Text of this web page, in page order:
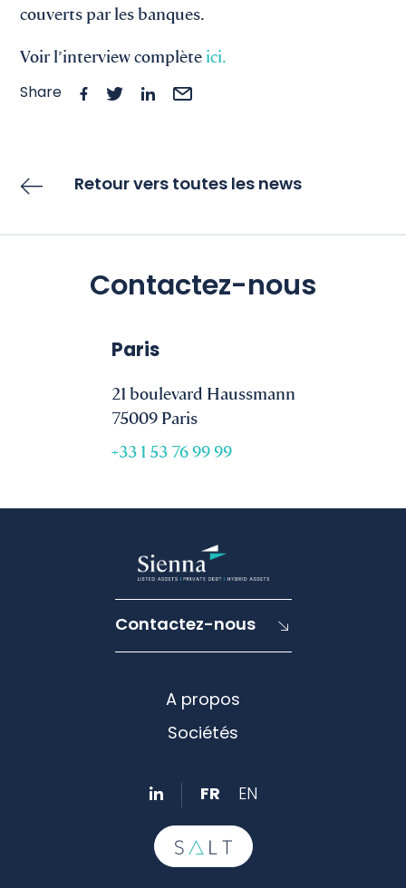
couverts par les banques.
Voir l’interview complète ici.
Share
Retour vers toutes les news
Contactez-nous
Paris
21 boulevard Haussmann
75009 Paris
+33 1 53 76 99 99
Contactez-nous
A propos
Sociétés
FR EN